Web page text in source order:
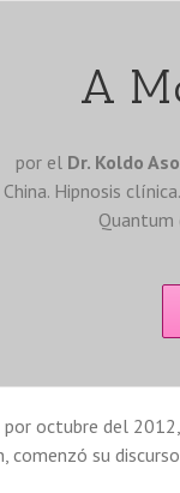
A
por el Dr. Koldo
Hipnosis
Quantum
octubre del
comenzó su